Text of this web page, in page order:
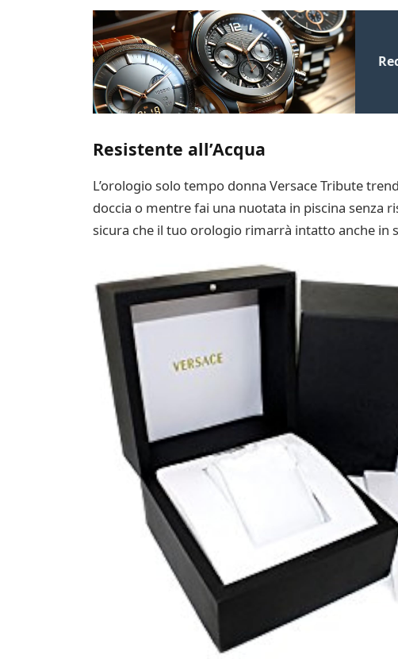
Resistente all’Acqua
L’orologio solo tempo donna Versace Tribute
doccia o mentre fai una nuotata in piscina senza
sicura che il tuo orologio rimarrà intatto anche in